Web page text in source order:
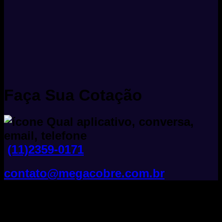
Faça Sua Cotação
(11)2359-0171
contato@megacobre.com.br